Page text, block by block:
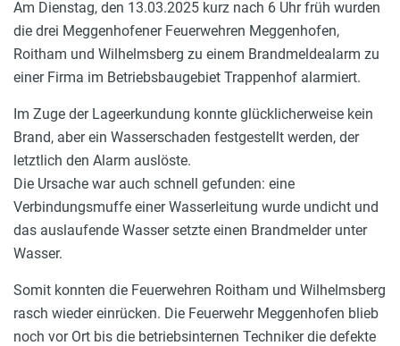
Am Dienstag, den 13.03.2025 kurz nach 6 Uhr früh wurden
die drei Meggenhofener Feuerwehren Meggenhofen,
Roitham und Wilhelmsberg zu einem Brandmeldealarm zu
einer Firma im Betriebsbaugebiet Trappenhof alarmiert.
Im Zuge der Lageerkundung konnte glücklicherweise kein
Brand, aber ein Wasserschaden festgestellt werden, der
letztlich den Alarm auslöste.
Die Ursache war auch schnell gefunden: eine
Verbindungsmuffe einer Wasserleitung wurde undicht und
das auslaufende Wasser setzte einen Brandmelder unter
Wasser.
Somit konnten die Feuerwehren Roitham und Wilhelmsberg
rasch wieder einrücken. Die Feuerwehr Meggenhofen blieb
noch vor Ort bis die betriebsinternen Techniker die defekte